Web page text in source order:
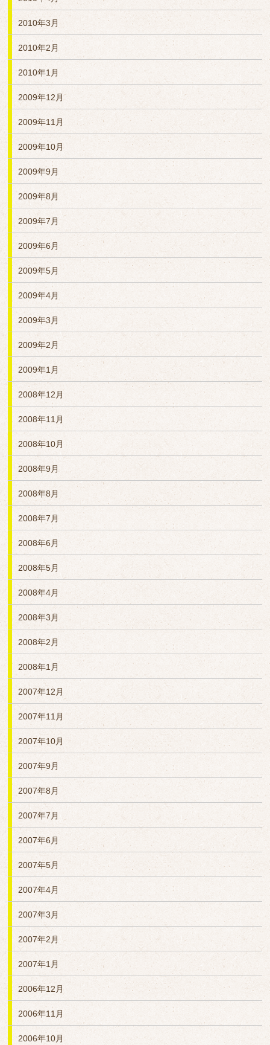
2010年3月
2010年2月
2010年1月
2009年12月
2009年11月
2009年10月
2009年9月
2009年8月
2009年7月
2009年6月
2009年5月
2009年4月
2009年3月
2009年2月
2009年1月
2008年12月
2008年11月
2008年10月
2008年9月
2008年8月
2008年7月
2008年6月
2008年5月
2008年4月
2008年3月
2008年2月
2008年1月
2007年12月
2007年11月
2007年10月
2007年9月
2007年8月
2007年7月
2007年6月
2007年5月
2007年4月
2007年3月
2007年2月
2007年1月
2006年12月
2006年11月
2006年10月